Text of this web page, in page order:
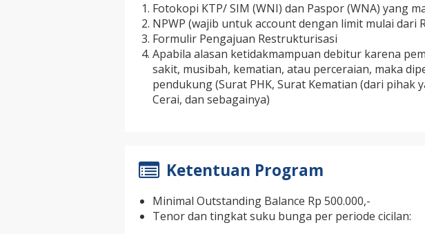
Fotokopi KTP/ SIM (WNI) dan Paspor (WNA) yang
NPWP (wajib untuk account dengan limit mulai dari
Formulir Pengajuan Restrukturisasi
Apabila alasan ketidakmampuan debitur karena
sakit, musibah, kematian, atau perceraian, maka
pendukung (Surat PHK, Surat Kematian (dari pihak
Cerai, dan sebagainya)
Ketentuan Program
Minimal Outstanding Balance Rp 500.000,-
Tenor dan tingkat suku bunga per periode cicilan: